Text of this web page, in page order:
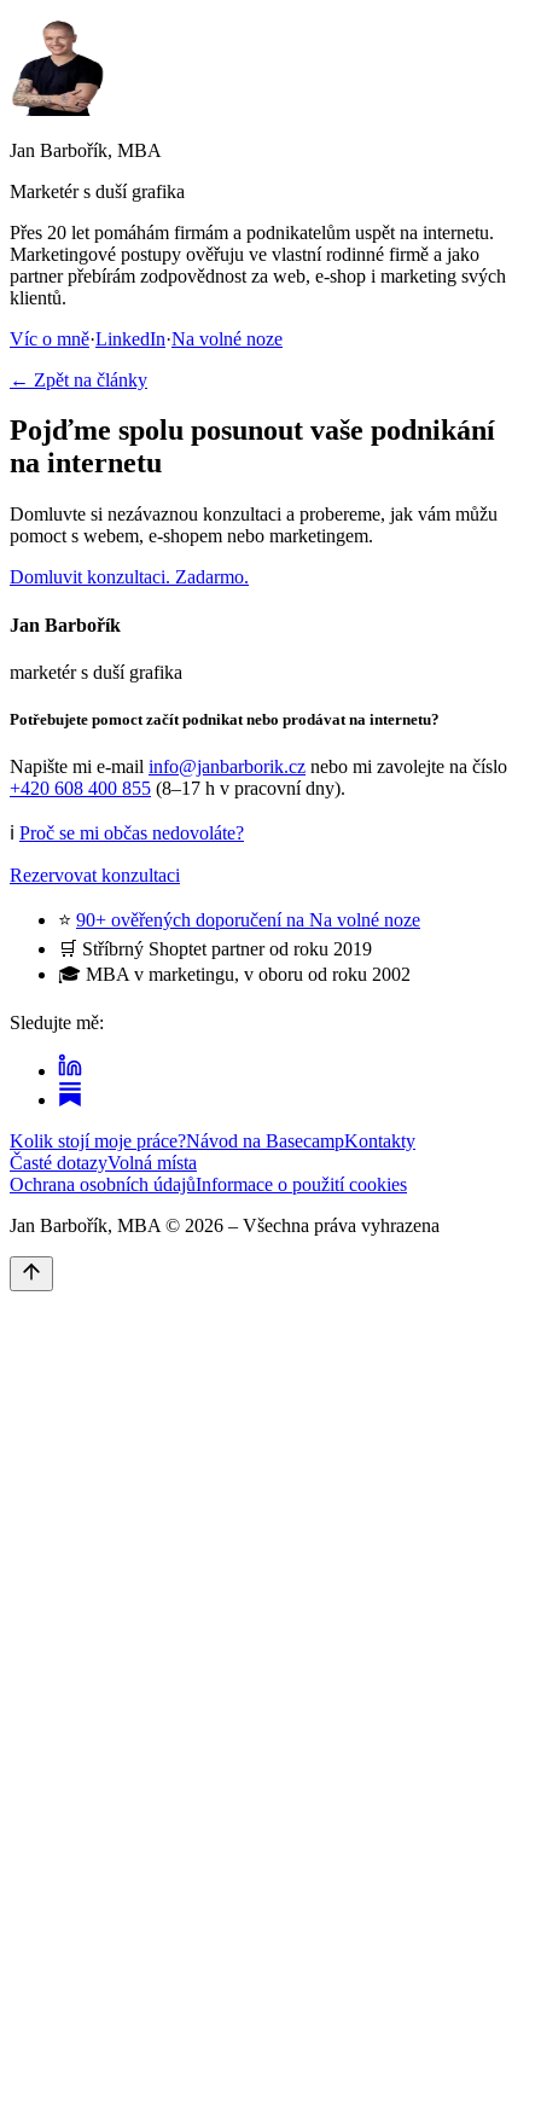
Jan Barbořík, MBA
Marketér s duší grafika
Přes 20 let pomáhám firmám a podnikatelům uspět na internetu.
Marketingové postupy ověřuju ve vlastní rodinné firmě a jako
partner přebírám zodpovědnost za web, e-shop i marketing svých
klientů.
Víc o mně·LinkedIn·Na volné noze
← Zpět na články
Pojďme spolu posunout vaše podnikání
na internetu
Domluvte si nezávaznou konzultaci a probereme, jak vám můžu
pomoct s webem, e-shopem nebo marketingem.
Domluvit konzultaci. Zadarmo.
Jan Barbořík
marketér s duší grafika
Potřebujete pomoct začít podnikat nebo prodávat na internetu?
Napište mi e-mail info@janbarborik.cz nebo mi zavolejte na číslo
+420 608 400 855 (8–17 h v pracovní dny).
ℹ️ Proč se mi občas nedovoláte?
Rezervovat konzultaci
⭐ 90+ ověřených doporučení na Na volné noze
🛒 Stříbrný Shoptet partner od roku 2019
🎓 MBA v marketingu, v oboru od roku 2002
Sledujte mě:
Kolik stojí moje práce?Návod na BasecampKontakty
Časté dotazyVolná místa
Ochrana osobních údajůInformace o použití cookies
Jan Barbořík, MBA © 2026 – Všechna práva vyhrazena